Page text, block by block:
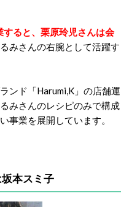
すると、栗原玲児さんは会
みさんの右腕として活躍す
ンド「Harumi,K」の店舗運
みさんのレシピのみで構成
事業を展開しています。
本スミ子